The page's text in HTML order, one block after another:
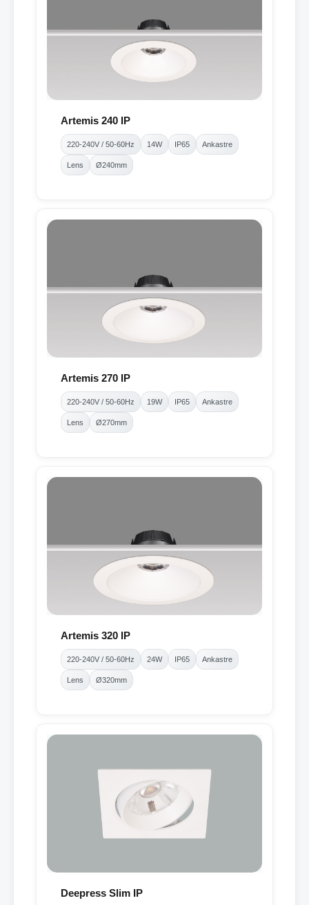
Artemis 240 IP
220-240V / 50-60Hz 14W IP65 Ankastre
Lens Ø240mm
Artemis 270 IP
220-240V / 50-60Hz 19W IP65 Ankastre
Lens Ø270mm
Artemis 320 IP
220-240V / 50-60Hz 24W IP65 Ankastre
Lens Ø320mm
Deepress Slim IP